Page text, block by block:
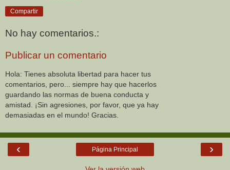
Compartir
No hay comentarios.:
Publicar un comentario
Hola: Tienes absoluta libertad para hacer tus
comentarios, pero... siempre hay que hacerlos
guardando las normas de buena conducta y
amistad. ¡Sin agresiones, por favor, que ya hay
demasiadas en el mundo! Gracias.
‹ ›
Página Principal